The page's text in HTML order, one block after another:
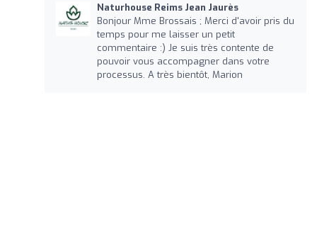
Naturhouse Reims Jean Jaurès
Bonjour Mme Brossais ; Merci d'avoir pris du
temps pour me laisser un petit
commentaire :) Je suis très contente de
pouvoir vous accompagner dans votre
processus. A très bientôt, Marion